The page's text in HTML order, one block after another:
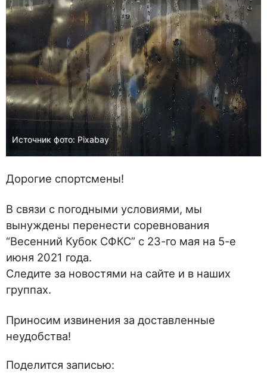
Источник фото: Pixabay
Дорогие спортсмены!
В связи с погодными условиями, мы
вынуждены перенести соревнования
“Весенний Кубок СФКС” с 23-го мая на 5-е
июня 2021 года.
Следите за новостями на сайте и в наших
группах.
Приносим извинения за доставленные
неудобства!
Поделится записью: